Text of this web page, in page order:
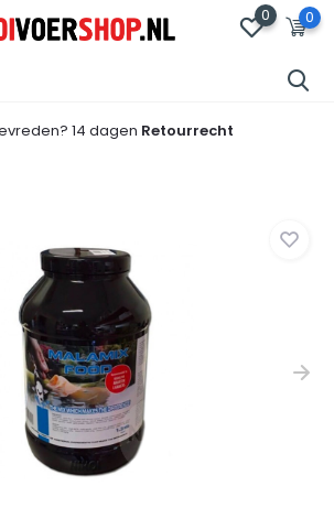
0 0
14 dagenRetourrecht